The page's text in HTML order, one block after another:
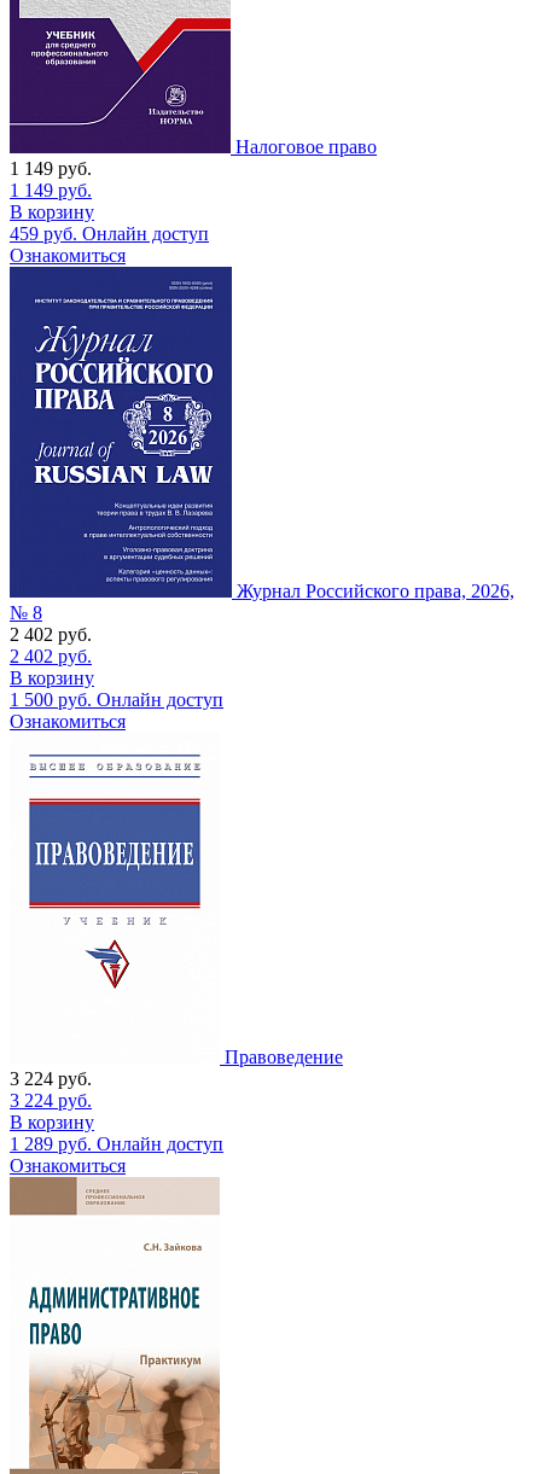
Налоговое право
1 149 руб.
1 149 руб.
В корзину
459 руб. Онлайн доступ
Ознакомиться
Журнал Российского права, 2026,
№ 8
2 402 руб.
2 402 руб.
В корзину
1 500 руб. Онлайн доступ
Ознакомиться
Правоведение
3 224 руб.
3 224 руб.
В корзину
1 289 руб. Онлайн доступ
Ознакомиться